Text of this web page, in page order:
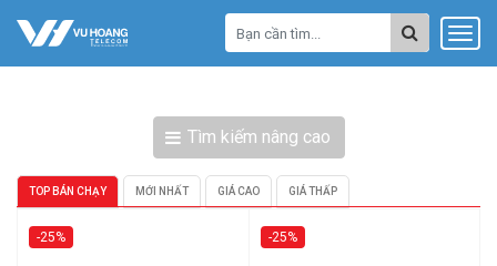
Tìm kiếm nâng cao
TOP BÁN CHẠY MỚI NHẤT GIÁ CAO GIÁ THẤP
-25% -25%